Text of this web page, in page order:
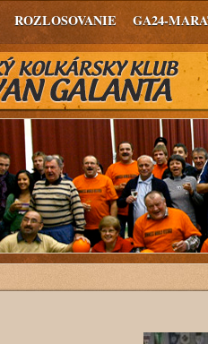
ROZLOSOVANIE GA24-